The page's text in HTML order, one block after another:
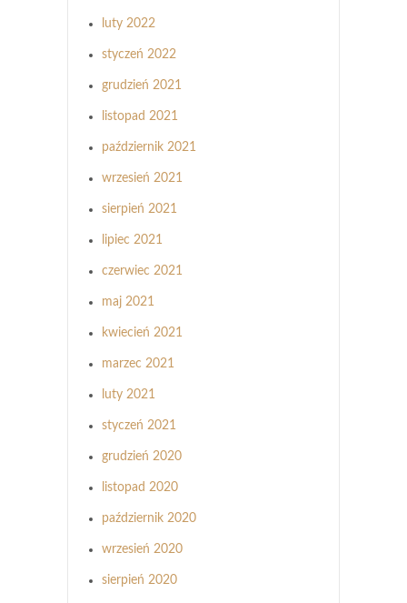
luty 2022
styczeń 2022
grudzień 2021
listopad 2021
październik 2021
wrzesień 2021
sierpień 2021
lipiec 2021
czerwiec 2021
maj 2021
kwiecień 2021
marzec 2021
luty 2021
styczeń 2021
grudzień 2020
listopad 2020
październik 2020
wrzesień 2020
sierpień 2020